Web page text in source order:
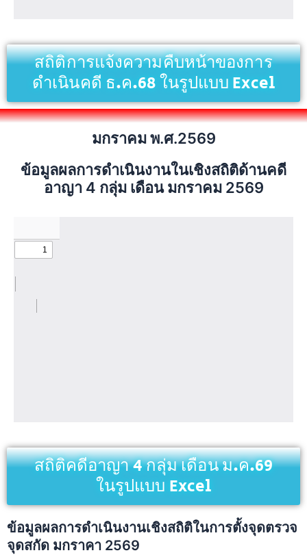
สถิติการแจ้งความคืบหน้าของการ
ดำเนินคดี ธ.ค.68 ในรูปแบบ Excel
มกราคม พ.ศ.2569
ข้อมูลผลการดำเนินงานในเชิงสถิติด้านคดี
อาญา 4 กลุ่ม เดือน มกราคม 2569
สถิติคดีอาญา 4 กลุ่ม เดือน ม.ค.69
ในรูปแบบ Excel
ข้อมูลผลการดำเนินงานเชิงสถิติในการตั้งจุดตรวจ
จุดสกัด มกราคา 2569